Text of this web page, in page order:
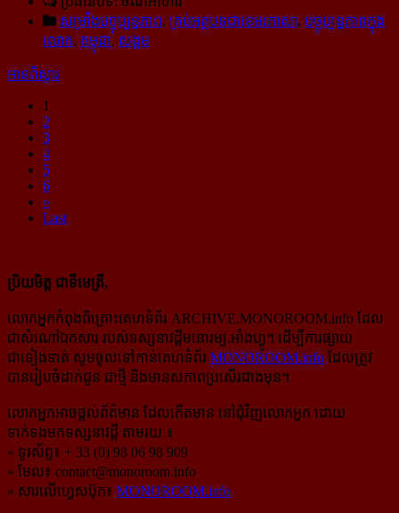
សម្រាំងបច្ចុប្បន្នភាព, គ្រប់អត្ថបទជាខេមរភាសា, បច្ចុប្បន្នភាពក្នុង
លោក, កម្ពុជា, សង្គម
អានពិស្ដារ
1
2
3
4
5
6
»
Last
ប្រិយមិត្ត ជាទីមេត្រី,
លោកអ្នកកំពុងពិគ្រោះគេហទំព័រ ARCHIVE.MONOROOM.info ដែល
ជាសំណៅឯកសារ របស់ទស្សនាវដ្ដីមនោរម្យ.អាំងហ្វូ។ ដើម្បីការផ្សាយ
ជាទៀងទាត់ សូមចូលទៅកាន់​គេហទំព័រ MONOROOM.info ដែលត្រូវ
បានរៀបចំដាក់ជូន ជាថ្មី និងមានសភាពប្រសើរជាងមុន។
លោកអ្នកអាចផ្ដល់ព័ត៌មាន ដែលកើតមាន នៅជុំវិញលោកអ្នក ដោយ
ទាក់ទងមកទស្សនាវដ្ដី តាមរយៈ៖
» ទូរស័ព្ទ៖ + 33 (0) 98 06 98 909
» មែល៖ contact@monoroom.info
» សារលើហ្វេសប៊ុក៖ MONOROOM.info